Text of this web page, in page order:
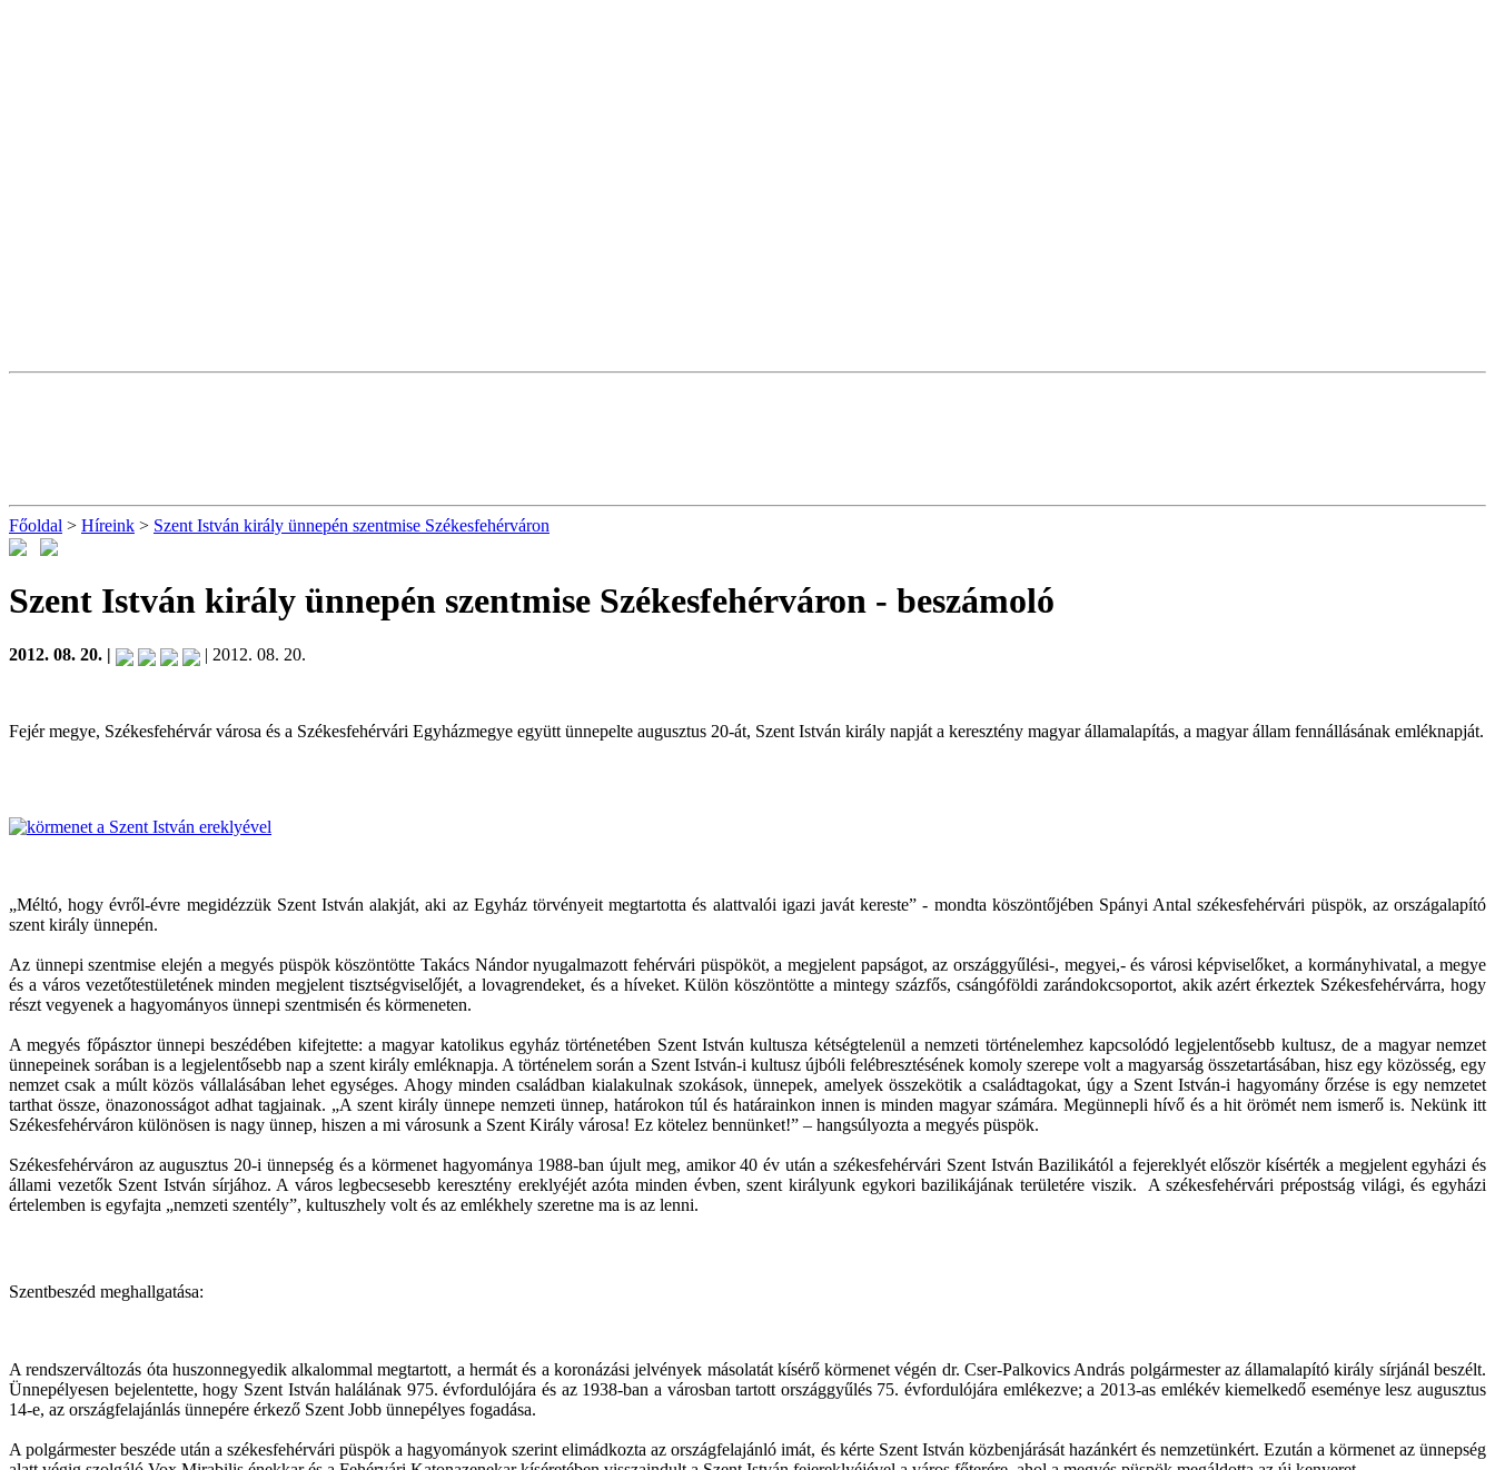
Főoldal > Híreink > Szent István király ünnepén szentmise Székesfehérváron
Szent István király ünnepén szentmise Székesfehérváron - beszámoló
2012. 08. 20. | | 2012. 08. 20.
Fejér megye, Székesfehérvár városa és a Székesfehérvári Egyházmegye együtt ünnepelte augusztus 20-át, Szent István király napját a keresztény magyar államalapítás, a magyar állam fennállásának emléknapját.
„Méltó, hogy évről-évre megidézzük Szent István alakját, aki az Egyház törvényeit megtartotta és alattvalói igazi javát kereste” - mondta köszöntőjében Spányi Antal székesfehérvári püspök, az országalapító
szent király ünnepén.
Az ünnepi szentmise elején a megyés püspök köszöntötte Takács Nándor nyugalmazott fehérvári püspököt, a megjelent papságot, az országgyűlési-, megyei,- és városi képviselőket, a kormányhivatal, a megye
és a város vezetőtestületének minden megjelent tisztségviselőjét, a lovagrendeket, és a híveket. Külön köszöntötte a mintegy százfős, csángóföldi zarándokcsoportot, akik azért érkeztek Székesfehérvárra, hogy
részt vegyenek a hagyományos ünnepi szentmisén és körmeneten.
A megyés főpásztor ünnepi beszédében kifejtette: a magyar katolikus egyház történetében Szent István kultusza kétségtelenül a nemzeti történelemhez kapcsolódó legjelentősebb kultusz, de a magyar nemzet
ünnepeinek sorában is a legjelentősebb nap a szent király emléknapja. A történelem során a Szent István-i kultusz újbóli felébresztésének komoly szerepe volt a magyarság összetartásában, hisz egy közösség, egy
nemzet csak a múlt közös vállalásában lehet egységes. Ahogy minden családban kialakulnak szokások, ünnepek, amelyek összekötik a családtagokat, úgy a Szent István-i hagyomány őrzése is egy nemzetet
tarthat össze, önazonosságot adhat tagjainak. „A szent király ünnepe nemzeti ünnep, határokon túl és határainkon innen is minden magyar számára. Megünnepli hívő és a hit örömét nem ismerő is. Nekünk itt
Székesfehérváron különösen is nagy ünnep, hiszen a mi városunk a Szent Király városa! Ez kötelez bennünket!” – hangsúlyozta a megyés püspök.
Székesfehérváron az augusztus 20-i ünnepség és a körmenet hagyománya 1988-ban újult meg, amikor 40 év után a székesfehérvári Szent István Bazilikától a fejereklyét először kísérték a megjelent egyházi és
állami vezetők Szent István sírjához. A város legbecsesebb keresztény ereklyéjét azóta minden évben, szent királyunk egykori bazilikájának területére viszik. A székesfehérvári prépostság világi, és egyházi
értelemben is egyfajta „nemzeti szentély”, kultuszhely volt és az emlékhely szeretne ma is az lenni.
Szentbeszéd meghallgatása:
A rendszerváltozás óta huszonnegyedik alkalommal megtartott, a hermát és a koronázási jelvények másolatát kísérő körmenet végén dr. Cser-Palkovics András polgármester az államalapító király sírjánál beszélt.
Ünnepélyesen bejelentette, hogy Szent István halálának 975. évfordulójára és az 1938-ban a városban tartott országgyűlés 75. évfordulójára emlékezve; a 2013-as emlékév kiemelkedő eseménye lesz augusztus
14-e, az országfelajánlás ünnepére érkező Szent Jobb ünnepélyes fogadása.
A polgármester beszéde után a székesfehérvári püspök a hagyományok szerint elimádkozta az országfelajánló imát, és kérte Szent István közbenjárását hazánkért és nemzetünkért. Ezután a körmenet az ünnepség